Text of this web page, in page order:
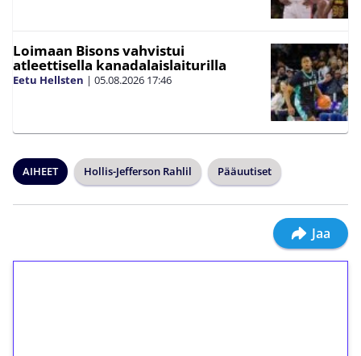
Loimaan Bisons vahvistui
atleettisella kanadalaislaiturilla
Eetu Hellsten | 05.08.2026 17:46
AIHEET Hollis-Jefferson Rahlil Pääuutiset
Jaa